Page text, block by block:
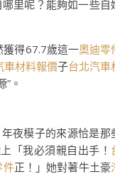
里呢？能夠如一些自
獲得67.7歲這一奧迪零
車材料報價子台北汽車
。
年夜模子的來源恰是那
「我必須親自出手！
件正！」她對著牛土豪